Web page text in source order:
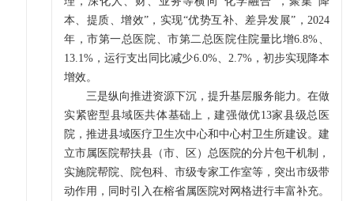
本、提质、增效”，实现“优势互补、差异发展”，2024
年，市第一总医院、市第二总医院住院量比增6.8%、
13.1%，运行支出同比减少6.0%、2.7%，初步实现降本
增效。
三是纵向推进资源下沉，提升基层服务能力。在做
实紧密型县域医共体基础上，建强做优13家县级总医
院，推进县域医疗卫生次中心和中心村卫生所建设。建
立市属医院帮扶县（市、区）总医院的分片包干机制，
实施院帮院、院包科、市级专家工作室等，突出市级带
动作用，同时引入在榕省属医院对网格进行丰富补充。